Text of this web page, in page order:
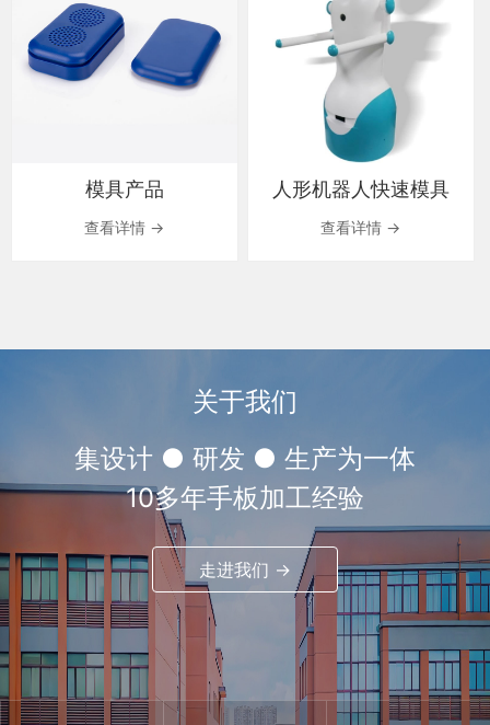
模具产品
查看详情 →
人形机器人快速模具
查看详情 →
关于我们
集设计 ● 研发 ● 生产为一体
10多年手板加工经验
走进我们 →